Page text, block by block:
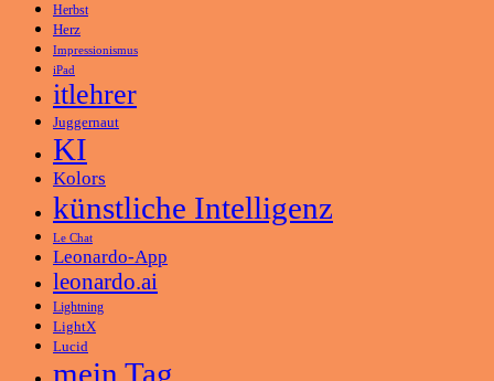
Herbst
Herz
Impressionismus
iPad
itlehrer
Juggernaut
KI
Kolors
künstliche Intelligenz
Le Chat
Leonardo-App
leonardo.ai
Lightning
LightX
Lucid
mein Tag